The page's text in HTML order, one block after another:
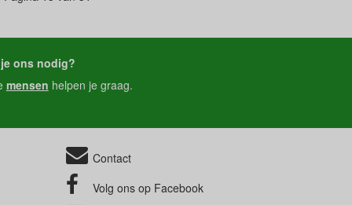
ons nodig?
mensen helpen je graag.
Contact
Volg ons op Facebook